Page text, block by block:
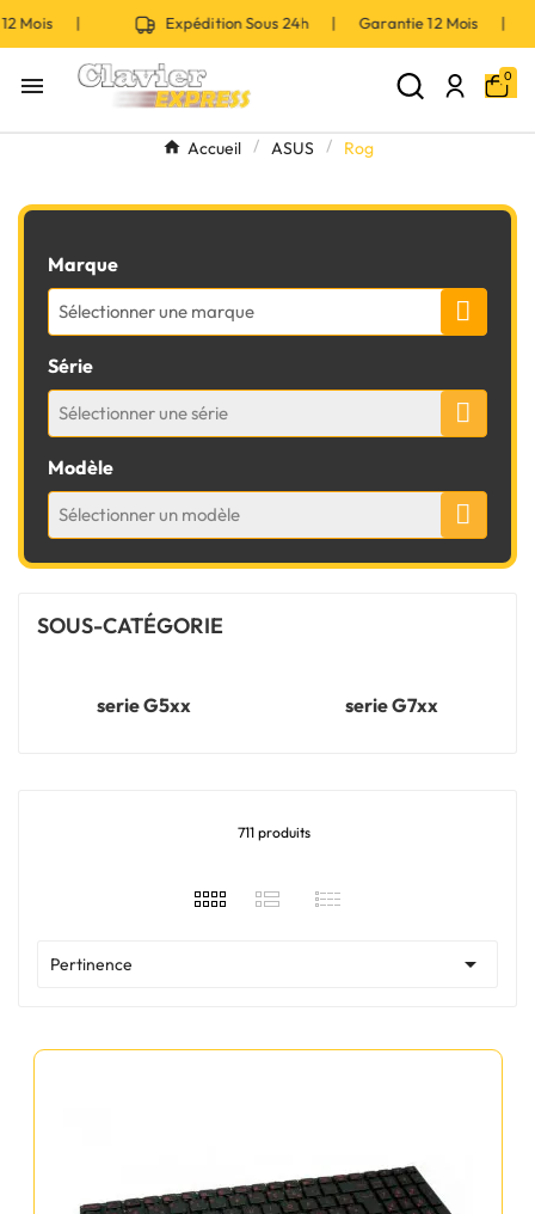
| Expédition Sous 24h | Garantie 12 Mois |
 0
Accueil ASUS Rog
Marque
Sélectionner une marque
Série
Sélectionner une série
Modèle
Sélectionner un modèle
SOUS-CATÉGORIE
serie G5xx serie G7xx
711 produits
Pertinence 